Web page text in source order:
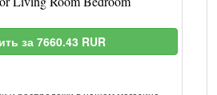
за 7660.43 RUR